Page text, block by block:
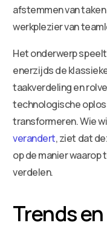
afstemmen van
werkplezier van
Het onderwerp
enerzijds de
taakverdeling en
technologische
transformeren. Wie
verandert, ziet dat
op de manier waarop
verdelen.
Trends